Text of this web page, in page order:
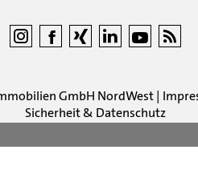
GmbH NordWest|
Sicherheit & Datenschutz